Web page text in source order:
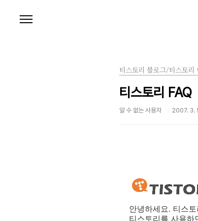
티스토리 블로그/티스토리
티스토리 FAQ
알 수 없는 사용자 2007. 3.
안녕하세요. 티스
티스토리를 사용하